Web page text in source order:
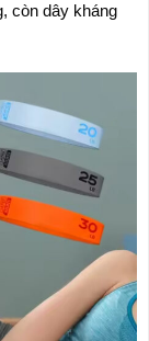
còn dây kháng